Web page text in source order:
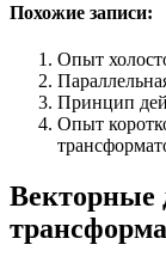
Похожие записи:
Опыт
Принцип
Опыт
Векторные